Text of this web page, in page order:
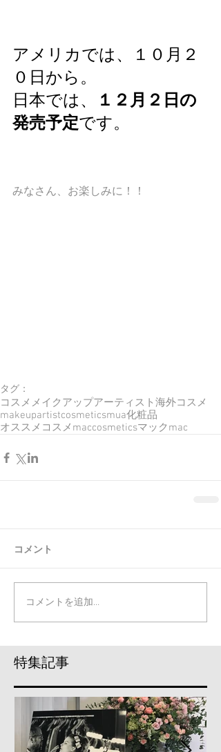
アメリカでは、１０月２
０日から。
日本では、
１２月２日の
発売予定です。
みなさん、お楽しみに！！
タグ：
コスメ メイクアップアーティスト 海外コスメ
makeupartistcosmeticsmua化粧品
オススメコスメ maccosmeticsマック mac
コメント
コメントを追加…
特集記事